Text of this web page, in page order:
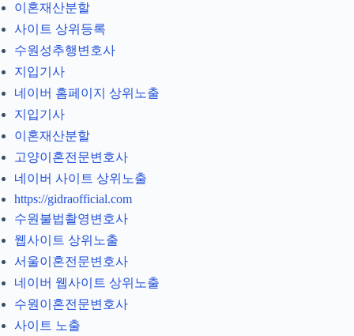
이혼재산분할
사이트 상위등록
수원성추행변호사
지입기사
네이버 홈페이지 상위노출
지입기사
이혼재산분할
고양이혼전문변호사
네이버 사이트 상위노출
https://gidraofficial.com
수원불법촬영변호사
웹사이트 상위노출
서울이혼전문변호사
네이버 웹사이트 상위노출
수원이혼전문변호사
사이트 노출